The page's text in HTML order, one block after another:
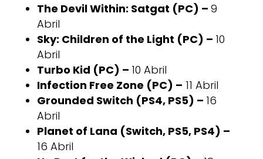
The Devil Within: Satgat (PC) – 9
Abril
Sky: Children of the Light (PC) – 10
Abril
Turbo Kid (PC) – 10 Abril
Infection Free Zone (PC) – 11 Abril
Grounded Switch (PS4, PS5) – 16
Abril
Planet of Lana (Switch, PS5, PS4) –
16 Abril